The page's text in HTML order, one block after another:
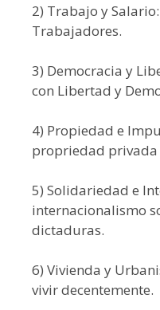
2) Trabajo y
Trabajadores.
3) Democracia y
con Libertad y
4) Propiedad e
propriedad privada
5) Solidariedad e
internacionalismo
dictaduras.
6) Vivienda y
vivir decentemente.